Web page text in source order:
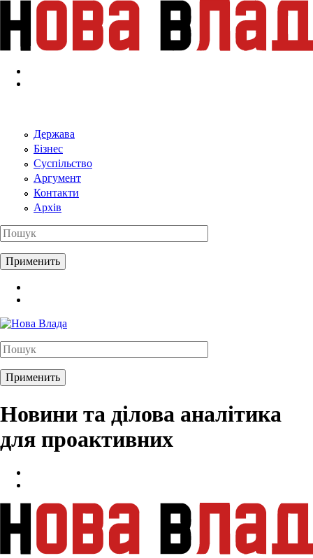
Перейти к основному содержанию
Держава
Бізнес
Суспільство
Аргумент
Контакти
Архів
Новини та ділова аналітика
для проактивних